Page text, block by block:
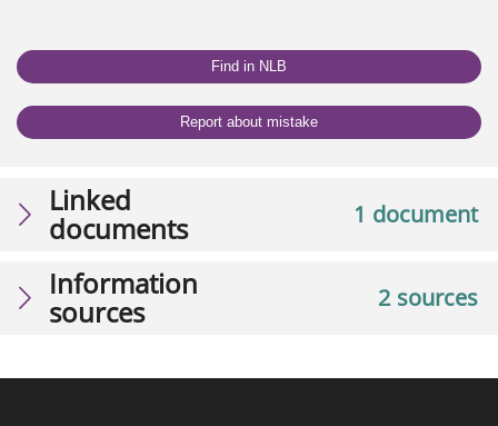
Find in NLB
Report about mistake
1 document
Linked
documents
2 sources
Information
sources